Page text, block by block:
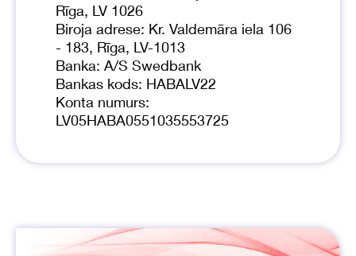
Rīga, LV 1026
Biroja adrese: Kr. Valdemāra iela 106
- 183, Rīga, LV-1013
Banka: A/S Swedbank
Bankas kods: HABALV22
Konta numurs:
LV05HABA0551035553725